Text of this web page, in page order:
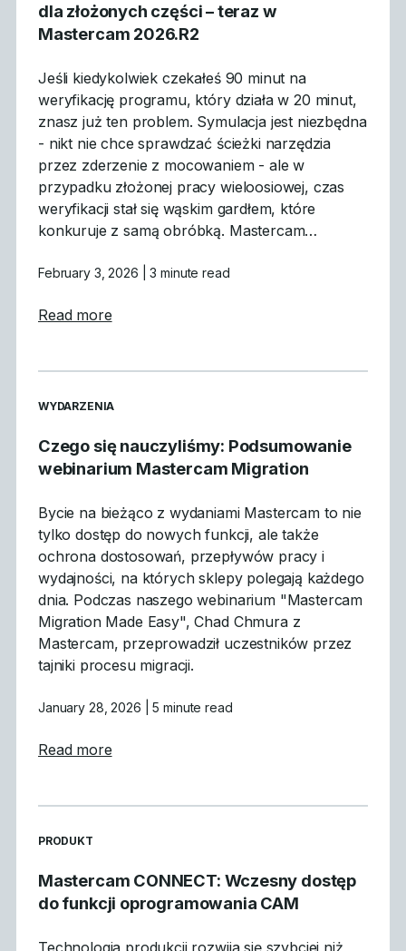
dla złożonych części – teraz w
Mastercam 2026.R2
Jeśli kiedykolwiek czekałeś 90 minut na
weryfikację programu, który działa w 20 minut,
znasz już ten problem. Symulacja jest niezbędna
- nikt nie chce sprawdzać ścieżki narzędzia
przez zderzenie z mocowaniem - ale w
przypadku złożonej pracy wieloosiowej, czas
weryfikacji stał się wąskim gardłem, które
konkuruje z samą obróbką. Mastercam…
February 3, 2026 | 3 minute read
Read moreabout Dlaczego symulacja GPU jest
READ MORE ARTICLES ABOUT
WYDARZENIA
Czego się nauczyliśmy: Podsumowanie
webinarium Mastercam Migration
Bycie na bieżąco z wydaniami Mastercam to nie
tylko dostęp do nowych funkcji, ale także
ochrona dostosowań, przepływów pracy i
wydajności, na których sklepy polegają każdego
dnia. Podczas naszego webinarium "Mastercam
Migration Made Easy", Chad Chmura z
Mastercam, przeprowadził uczestników przez
tajniki procesu migracji.
January 28, 2026 | 5 minute read
Read moreabout Czego się nauczyliśmy:
READ MORE ARTICLES ABOUT
PRODUKT
Mastercam CONNECT: Wczesny dostęp
do funkcji oprogramowania CAM
Technologia produkcji rozwija się szybciej niż